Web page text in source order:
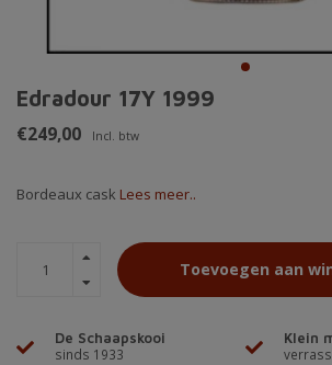
Edradour 17Y 1999
€249,00 Incl. btw
Bordeaux cask Lees meer..
Toevoegen aan
De Schaapskooi
sinds 1933
Klein